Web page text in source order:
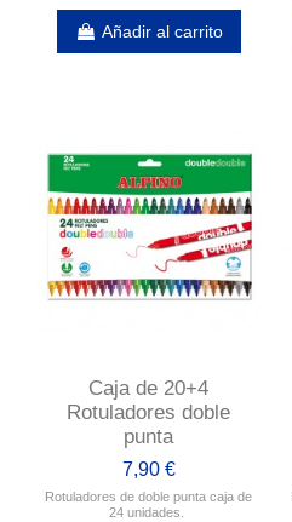
Añadir al carrito
Caja de 20+4
Rotuladores doble
punta
7,90 €
Rotuladores de doble punta caja de
24 unidades.